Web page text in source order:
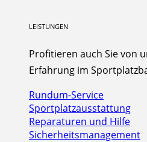
LEISTUNGEN
Profitieren auch Sie von
Erfahrung im
Rundum-Service
Sportplatzausstattung
Reparaturen und Hilfe
Sicherheitsmanagement